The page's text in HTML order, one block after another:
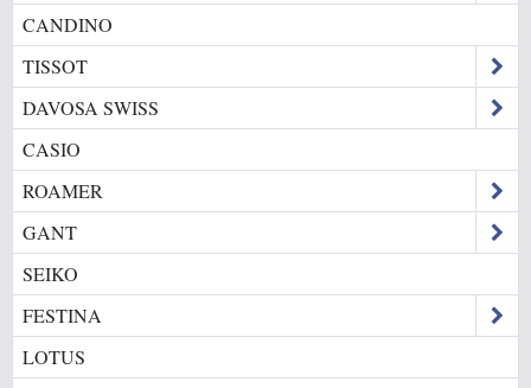
CANDINO
TISSOT
DAVOSA SWISS
CASIO
ROAMER
GANT
SEIKO
FESTINA
LOTUS